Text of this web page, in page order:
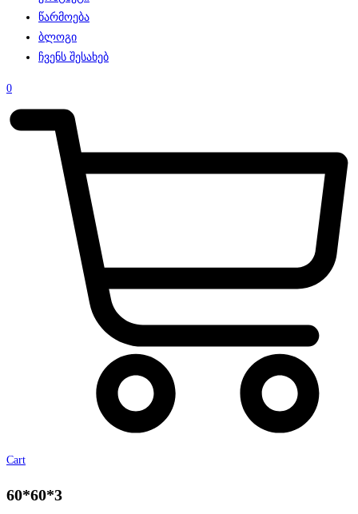
წარმოება
ბლოგი
ჩვენს შესახებ
0
Cart
60*60*3